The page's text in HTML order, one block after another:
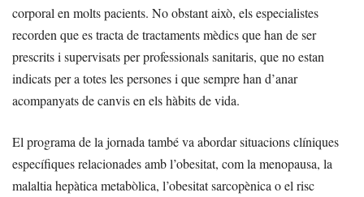
corporal en molts pacients. No obstant això, els especialistes
recorden que es tracta de tractaments mèdics que han de ser
prescrits i supervisats per professionals sanitaris, que no estan
indicats per a totes les persones i que sempre han d’anar
acompanyats de canvis en els hàbits de vida.
El programa de la jornada també va abordar situacions clíniques
específiques relacionades amb l’obesitat, com la menopausa, la
malaltia hepàtica metabòlica, l’obesitat sarcopènica o el risc